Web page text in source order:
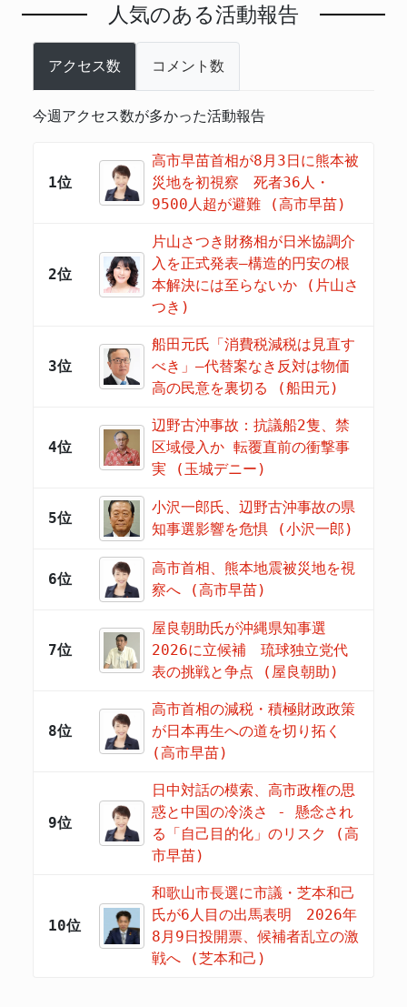
人気のある活動報告
アクセス数 コメント数
今週アクセス数が多かった活動報告
1位
高市早苗首相が8月3日に熊本被
災地を初視察 死者36人・
9500人超が避難 (高市早苗)
2位
片山さつき財務相が日米協調介
入を正式発表―構造的円安の根
本解決には至らないか (片山さ
つき)
3位
船田元氏「消費税減税は見直す
べき」―代替案なき反対は物価
高の民意を裏切る (船田元)
4位
辺野古沖事故：抗議船2隻、禁
区域侵入か 転覆直前の衝撃事
実 (玉城デニー)
5位
小沢一郎氏、辺野古沖事故の県
知事選影響を危惧 (小沢一郎)
6位
高市首相、熊本地震被災地を視
察へ (高市早苗)
7位
屋良朝助氏が沖縄県知事選
2026に立候補 琉球独立党代
表の挑戦と争点 (屋良朝助)
8位
高市首相の減税・積極財政政策
が日本再生への道を切り拓く
(高市早苗)
9位
日中対話の模索、高市政権の思
惑と中国の冷淡さ - 懸念され
る「自己目的化」のリスク (高
市早苗)
10位
和歌山市長選に市議・芝本和己
氏が6人目の出馬表明 2026年
8月9日投開票、候補者乱立の激
戦へ (芝本和己)